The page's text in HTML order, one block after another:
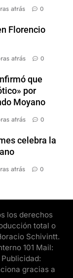
atrás 0
Florencio
atrás 0
que
por
Moyano
atrás 0
celebra la
atrás 0
los derechos
total o
Schivintt.
101 Mail:
gracias a